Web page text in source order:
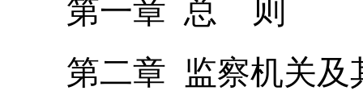
第一章 总 则
第二章 监察机关及